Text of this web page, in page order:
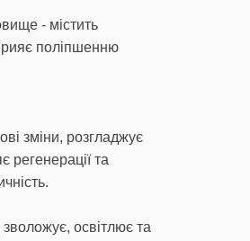
- містить
поліпшенню
зміни, розгладжує
регенерації та
зволожує, освітлює та